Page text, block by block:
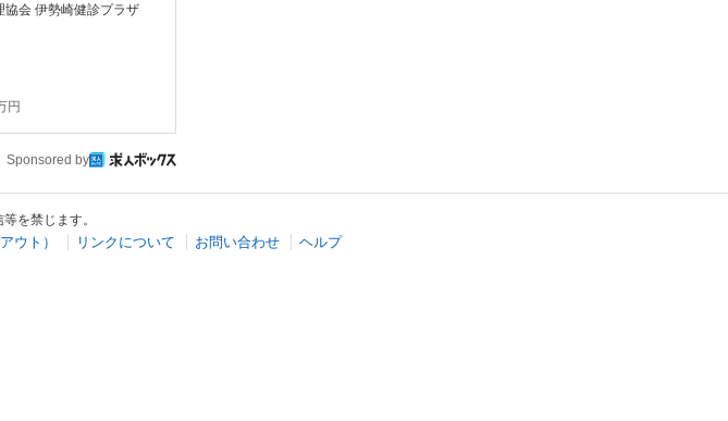
会 伊勢崎健診プラザ
円
Sponsored by
を禁じます。
ウト） リンクについて お問い合わせ ヘルプ